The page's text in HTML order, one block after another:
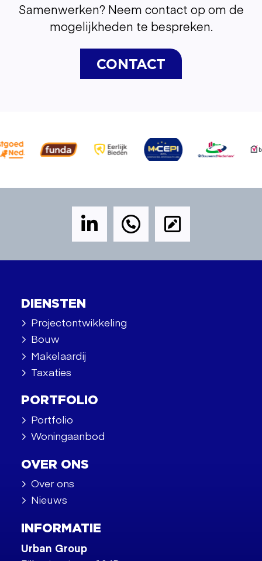
Samenwerken? Neem contact op om de
mogelijkheden te bespreken.
CONTACT
DIENSTEN
Projectontwikkeling
Bouw
Makelaardij
Taxaties
PORTFOLIO
Portfolio
Woningaanbod
OVER ONS
Over ons
Nieuws
INFORMATIE
Urban Group